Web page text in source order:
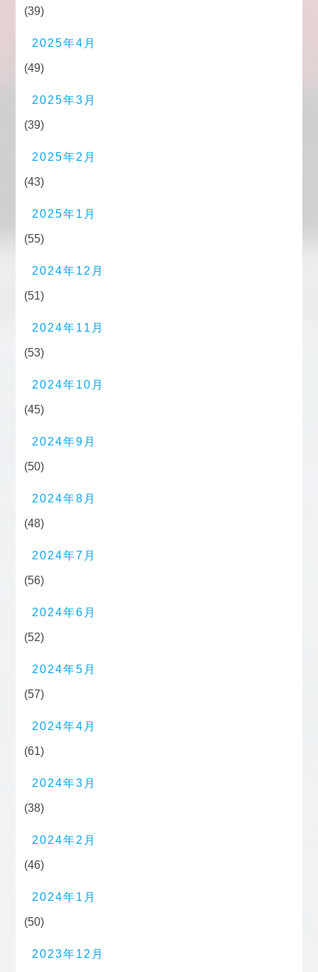
(39)
2025年4月
(49)
2025年3月
(39)
2025年2月
(43)
2025年1月
(55)
2024年12月
(51)
2024年11月
(53)
2024年10月
(45)
2024年9月
(50)
2024年8月
(48)
2024年7月
(56)
2024年6月
(52)
2024年5月
(57)
2024年4月
(61)
2024年3月
(38)
2024年2月
(46)
2024年1月
(50)
2023年12月